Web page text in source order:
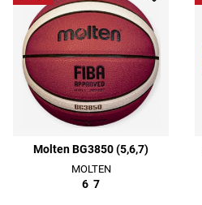
Molten BG3850 (5,6,7)
MOLTEN
6 7